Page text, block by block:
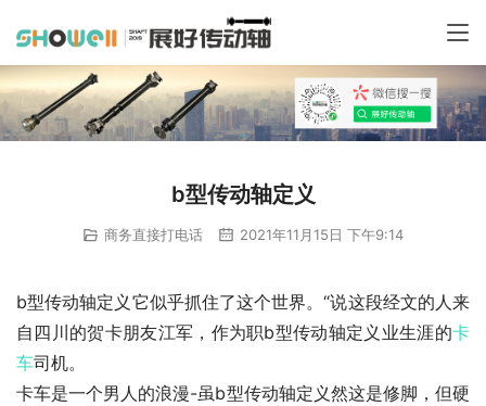
b型传动轴定义
商务直接打电话 2021年11月15日 下午9:14
b型传动轴定义它似乎抓住了这个世界。“说这段经文的人来
自四川的贺卡朋友江军，作为职b型传动轴定义业生涯的卡
车司机。
卡车是一个男人的浪漫-虽b型传动轴定义然这是修脚，但硬